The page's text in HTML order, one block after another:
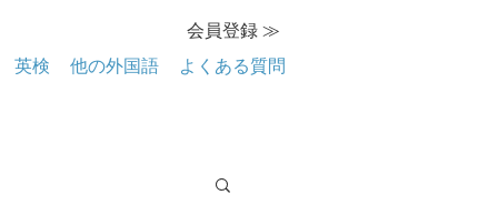
英検 他の外国語 よくある質問
会員登録 ≫